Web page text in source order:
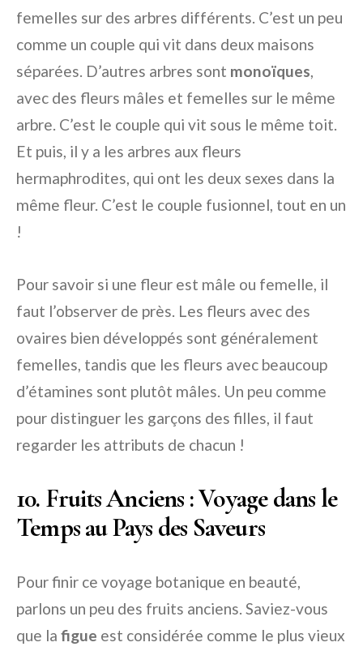
femelles sur des arbres différents. C’est un peu
comme un couple qui vit dans deux maisons
séparées. D’autres arbres sont monoïques,
avec des fleurs mâles et femelles sur le même
arbre. C’est le couple qui vit sous le même toit.
Et puis, il y a les arbres aux fleurs
hermaphrodites, qui ont les deux sexes dans la
même fleur. C’est le couple fusionnel, tout en un
!
Pour savoir si une fleur est mâle ou femelle, il
faut l’observer de près. Les fleurs avec des
ovaires bien développés sont généralement
femelles, tandis que les fleurs avec beaucoup
d’étamines sont plutôt mâles. Un peu comme
pour distinguer les garçons des filles, il faut
regarder les attributs de chacun !
10. Fruits Anciens : Voyage dans le
Temps au Pays des Saveurs
Pour finir ce voyage botanique en beauté,
parlons un peu des fruits anciens. Saviez-vous
que la figue est considérée comme le plus vieux